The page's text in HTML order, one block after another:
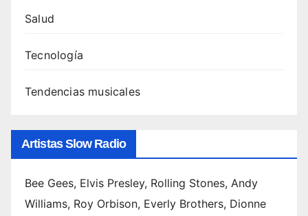
Salud
Tecnología
Tendencias musicales
Artistas Slow Radio
Bee Gees, Elvis Presley, Rolling Stones, Andy
Williams, Roy Orbison, Everly Brothers, Dionne